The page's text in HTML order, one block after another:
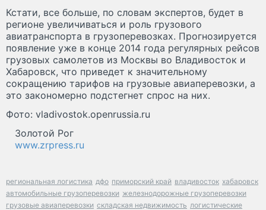
Кстати, все больше, по словам экспертов, будет в
регионе увеличиваться и роль грузового
авиатранспорта в грузоперевозках. Прогнозируется
появление уже в конце 2014 года регулярных рейсов
грузовых самолетов из Москвы во Владивосток и
Хабаровск, что приведет к значительному
сокращению тарифов на грузовые авиаперевозки, а
это закономерно подстегнет спрос на них.
Фото: vladivostok.openrussia.ru
Золотой Рог
www.zrpress.ru
региональная логистика дфо приморский край владивосток хабаровск
автомобильные грузоперевозки железнодорожные грузоперевозки
грузовые авиаперевозки складская недвижимость логистические